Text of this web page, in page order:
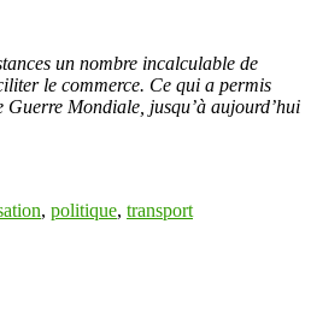
un nombre incalculable de
le commerce. Ce qui a permis
Guerre Mondiale, jusqu’à aujourd’hui
, politique, transport